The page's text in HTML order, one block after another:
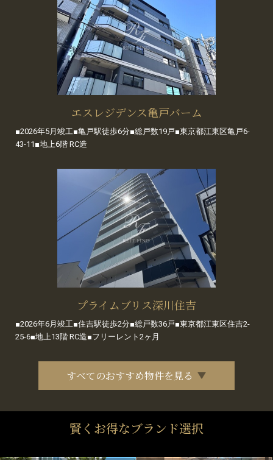
エスレジデンス亀戸バーム
■2026年5月竣工■亀戸駅徒歩6分■総戸数19戸■東京都江東区亀戸6-
43-11■地上6階 RC造
プライムブリス深川住吉
■2026年6月竣工■住吉駅徒歩2分■総戸数36戸■東京都江東区住吉2-
25-6■地上13階 RC造■フリーレント2ヶ月
すべてのおすすめ物件を見る
賢くお得なブランド選択